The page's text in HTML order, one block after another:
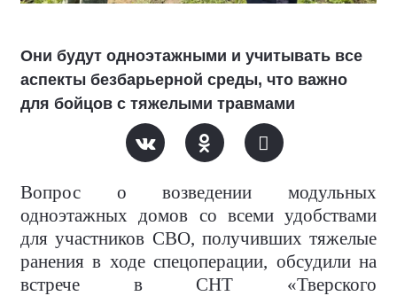
Они будут одноэтажными и учитывать все
аспекты безбарьерной среды, что важно
для бойцов с тяжелыми травмами
Вопрос о возведении модульных
одноэтажных домов со всеми удобствами
для участников СВО, получивших тяжелые
ранения в ходе спецоперации, обсудили на
встрече в СНТ «Тверского